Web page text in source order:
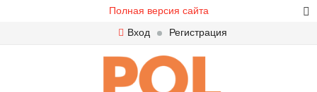
Полная версия сайта
Вход
Регистрация